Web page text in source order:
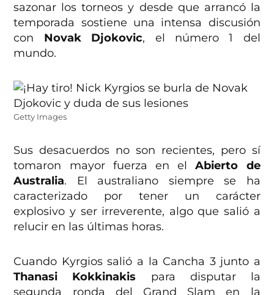
sazonar los torneos y desde que arrancó la
temporada sostiene una intensa discusión
con Novak Djokovic, el número 1 del
mundo.
Getty Images
Sus desacuerdos no son recientes, pero sí
tomaron mayor fuerza en elAbierto de
Australia. El australiano siempre se ha
caracterizado por tener un carácter
explosivo y ser irreverente, algo que salió a
relucir en las últimas horas.
Cuando Kyrgios salió a la Cancha 3 junto a
Thanasi Kokkinakis para disputar la
segunda ronda del Grand Slam en la